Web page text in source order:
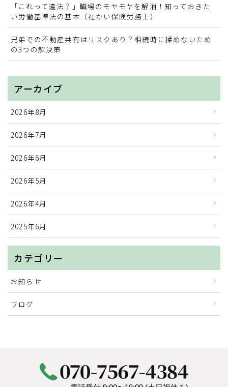
「これって違法？」職場のモヤモヤを解消！知っておきた
い労働基準法の基本（社かい保険労務士）
兄弟での不動産共有はリスクあり？相続時に揉めないため
の3つの解決策
アーカイブ
2026年8月
2026年7月
2026年6月
2026年5月
2026年4月
2025年6月
カテゴリー
お知らせ
ブログ